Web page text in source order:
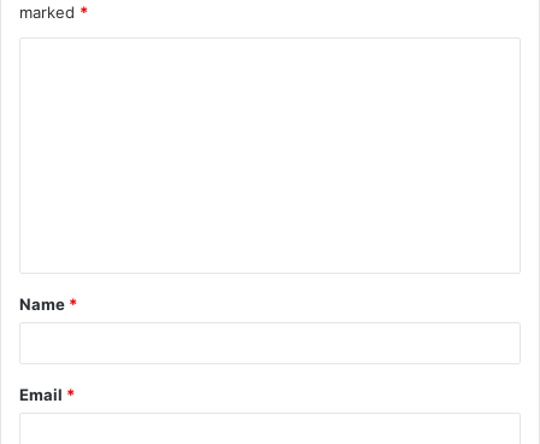
marked *
t
*
Name *
Email *